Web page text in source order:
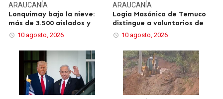
ARAUCANÍA
Lonquimay bajo la nieve:
más de 3.500 aislados y
10 agosto, 2026
ARAUCANÍA
Logia Masónica de Temuco
distingue a voluntarios de
10 agosto, 2026